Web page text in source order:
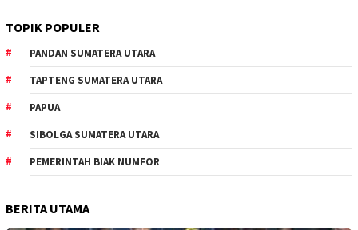
TOPIK POPULER
PANDAN SUMATERA UTARA
TAPTENG SUMATERA UTARA
PAPUA
SIBOLGA SUMATERA UTARA
PEMERINTAH BIAK NUMFOR
BERITA UTAMA